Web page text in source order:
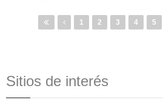
1 2 3 4 5
Sitios de interés